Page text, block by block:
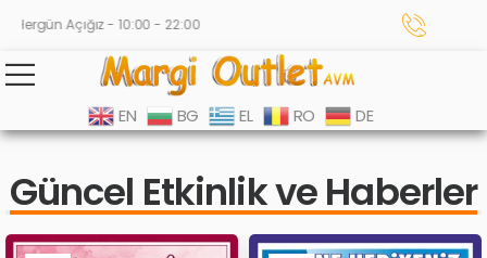
Açığız - 10:00 - 22:00
EN BG EL RO DE
Güncel Etkinlik ve Haberler